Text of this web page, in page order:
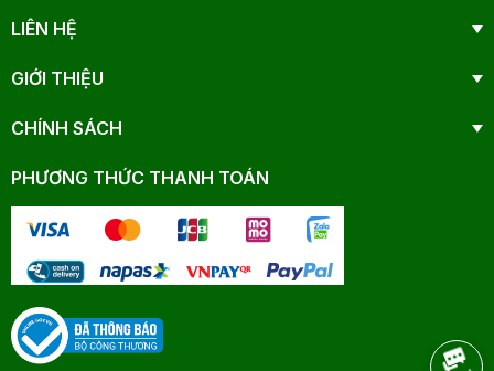
LIÊN HỆ
GIỚI THIỆU
CHÍNH SÁCH
PHƯƠNG THỨC THANH TOÁN